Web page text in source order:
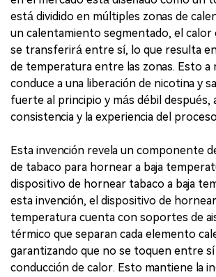
está dividido en múltiples zonas de
un calentamiento segmentado, el calor
se transferirá entre sí, lo que resulta
de temperatura entre las zonas. Esto a
conduce a una liberación de nicotina y
fuerte al principio y más débil después,
consistencia y la experiencia del
Esta invención revela un componente
de tabaco para hornear a baja
dispositivo de hornear tabaco a baja
esta invención, el dispositivo de
temperatura cuenta con soportes de
térmico que separan cada elemento
garantizando que no se toquen entre sí
conducción de calor. Esto mantiene la